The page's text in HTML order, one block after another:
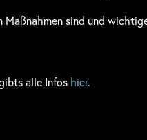
sind und
alle Infos hier.